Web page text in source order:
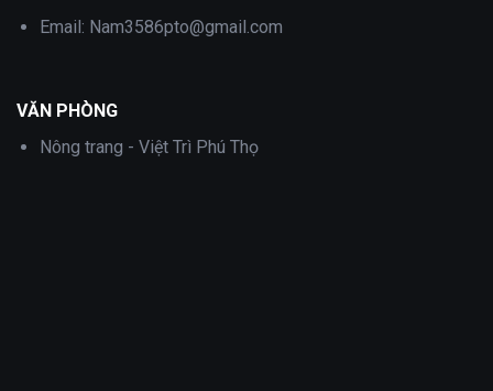
Email: Nam3586pto@gmail.com
VĂN PHÒNG
Nông trang - Việt Trì Phú Thọ